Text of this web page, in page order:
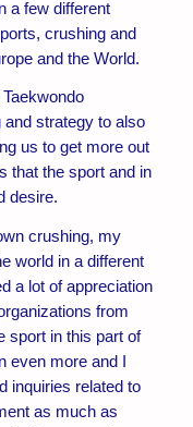
a few different
crushing and
and the World.
Taekwondo
and strategy to also
us to get more out
that the sport and in
desire.
crushing, my
world in a different
a lot of appreciation
from
sport in this part of
more and I
inquiries related to
as much as